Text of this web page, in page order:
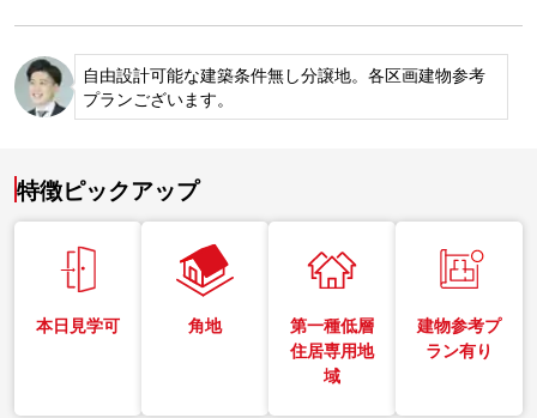
自由設計可能な建築条件無し分譲地。各区画建物参考
プランございます。
特徴ピックアップ
本日見学可 角地
第一種低層
住居専用地
域
建物参考プ
ラン有り